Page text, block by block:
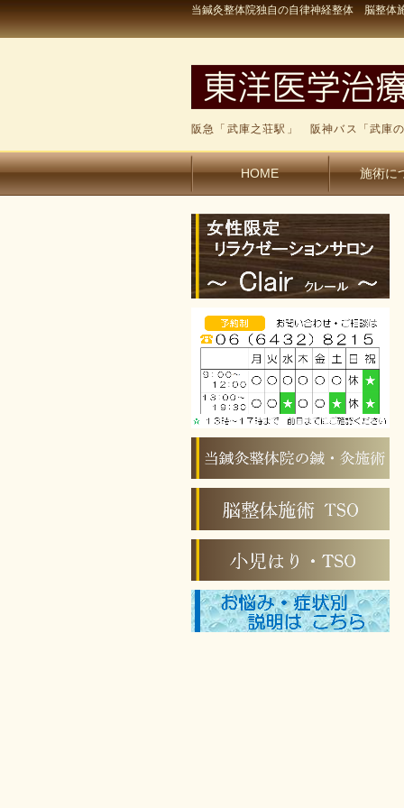
当鍼灸整体院独自の自律神経整体 脳整
阪急「武庫之荘駅」 阪神バス「武庫
HOME 施術に